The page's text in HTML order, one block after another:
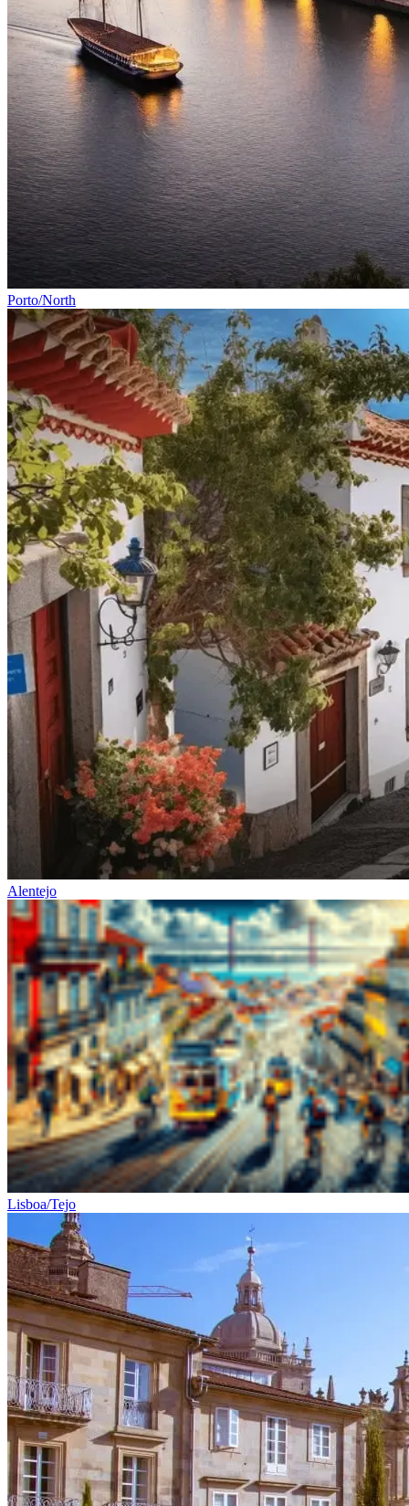
Tours Vinícolas pelo Douro de Bicicleta - Top Bike Tours
7 Dias|4/5
Trás-os-Montes e Alto Douro de Bicicleta - Top Bike Tours
7 Dias
Porto/North
Alentejo
Lisboa/Tejo